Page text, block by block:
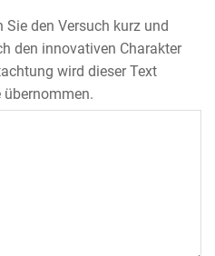
Sie den Versuch kurz und
den innovativen Charakter
wird dieser Text
übernommen.